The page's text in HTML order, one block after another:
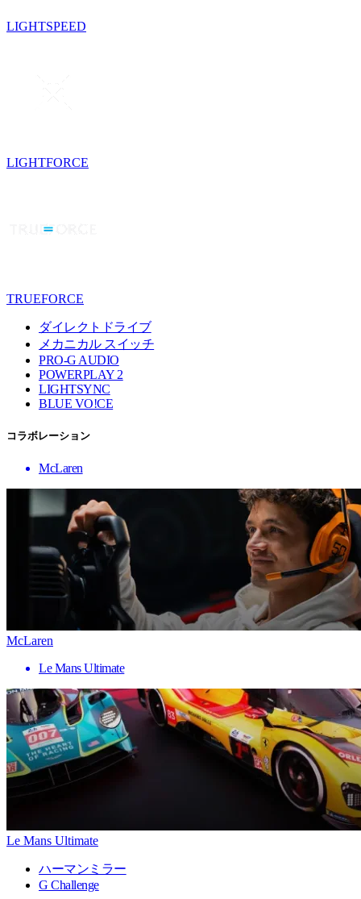
LIGHTSPEED
LIGHTFORCE
TRUEFORCE
ダイレクトドライブ
メカニカル スイッチ
PRO-G AUDIO
POWERPLAY 2
LIGHTSYNC
BLUE VO!CE
コラボレーション
McLaren
McLaren
Le Mans Ultimate
Le Mans Ultimate
ハーマンミラー
G Challenge